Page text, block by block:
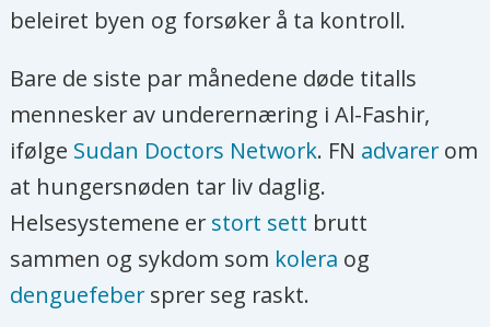
beleiret byen og forsøker å ta kontroll.
Bare de siste par månedene døde titalls
mennesker av underernæring i Al-Fashir,
ifølge Sudan Doctors Network. FN advarerom
at hungersnøden tar liv daglig.
Helsesystemene er stort sett brutt
sammen og sykdom som kolera og
denguefebersprer seg raskt.